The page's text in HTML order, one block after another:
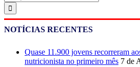
NOTÍCIAS RECENTES
Quase 11.900 jovens recorreram
nutricionista no primeiro mês 7 de